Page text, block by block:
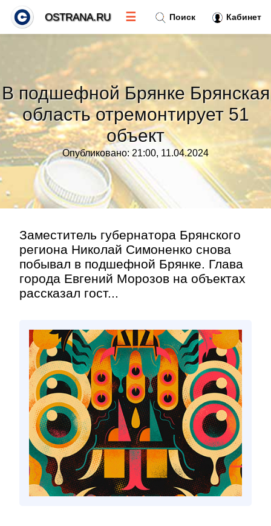
В подшефной Брянке Брянская
область отремонтирует 51
объект
Опубликовано: 21:00, 11.04.2024
Заместитель губернатора Брянского
региона Николай Симоненко снова
побывал в подшефной Брянке. Глава
города Евгений Морозов на объектах
рассказал гост...
Поиск Кабинет
OSTRANA.RU ☰
Тренды новостей »
Рубрики»
Правила
Контакт»